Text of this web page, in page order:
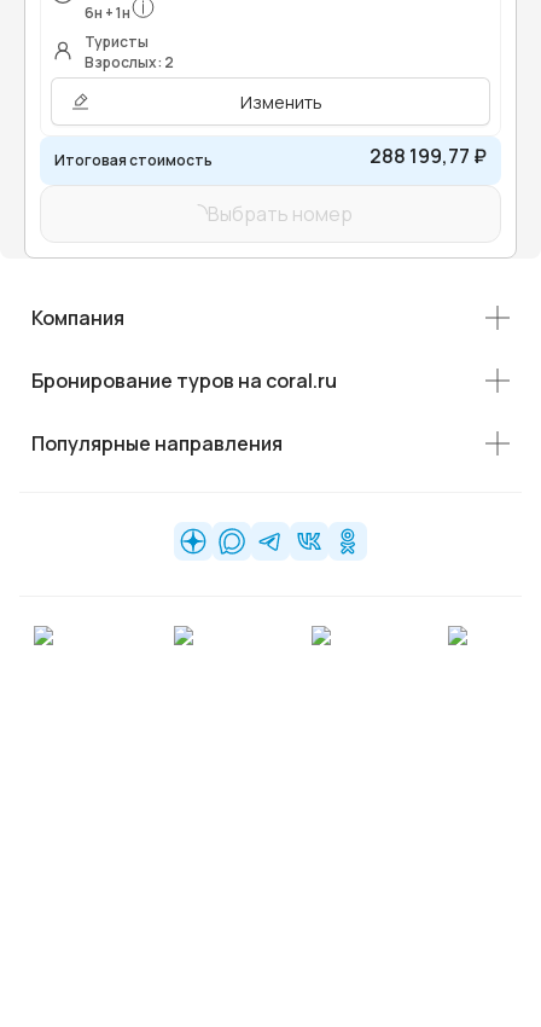
6н +1н
Туристы
Взрослых: 2
Изменить
Итоговая стоимость 288 199,77 ₽
Выбрать номер
Компания
Бронирование туров на coral.ru
Популярные направления